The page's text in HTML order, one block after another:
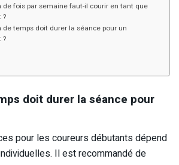
de fois par semaine faut-il courir en tant que
?
de temps doit durer la séance pour un
?
doit durer la séance pour
pour les coureurs débutants dépend
Il est recommandé de